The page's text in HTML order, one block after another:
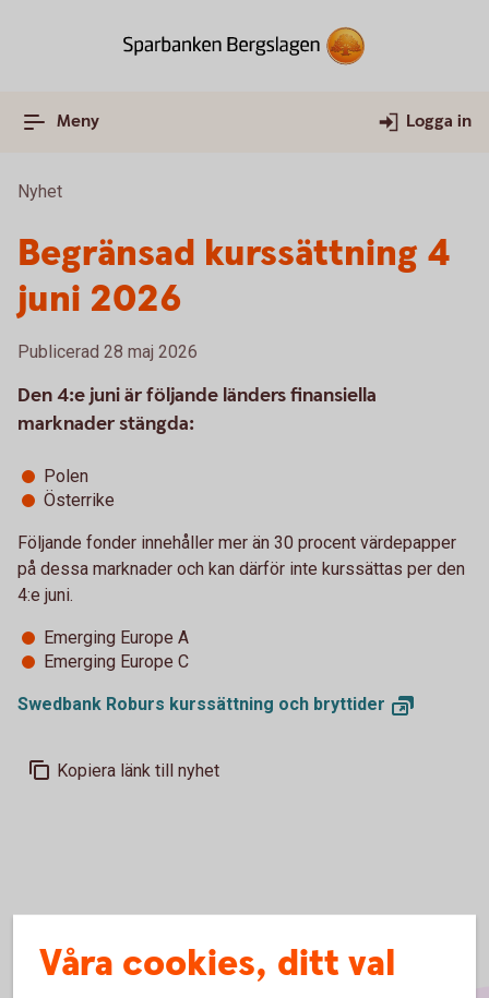
Meny Logga in
Nyhet
Begränsad kurssättning 4
juni 2026
Publicerad 28 maj 2026
Den 4:e juni är följande länders finansiella
marknader stängda:
Polen
Österrike
Följande fonder innehåller mer än 30 procent värdepapper
på dessa marknader och kan därför inte kurssättas per den
4:e juni.
Emerging Europe A
Emerging Europe C
Swedbank Roburs kurssättning och bryttider
Kopiera länk till nyhet
Våra cookies, ditt val